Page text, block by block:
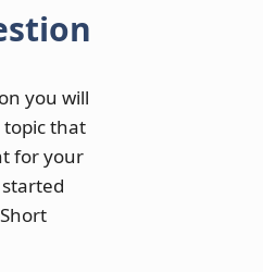
you will
that
for your
started